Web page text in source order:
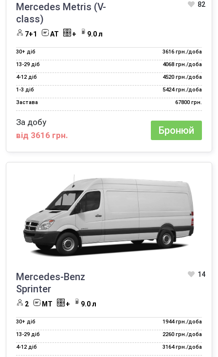
Mercedes Metris (V-
class)
82
7+1 AT + 9.0 л
30+ діб
3616 грн./доба
13‑29 діб
4068 грн./доба
4‑12 діб
4520 грн./доба
1‑3 діб
5424 грн./доба
Застава
67800 грн.
За добу
від 3616 грн.
Бронюй
Mercedes-Benz
Sprinter
14
2 MT + 9.0 л
30+ діб
1944 грн./доба
13‑29 діб
2260 грн./доба
4‑12 діб
3164 грн./доба